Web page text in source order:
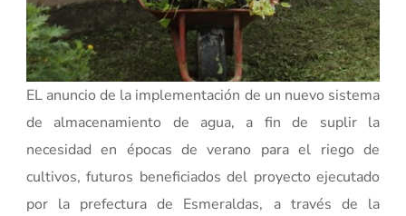
EL anuncio de la implementación de un nuevo sistema
de almacenamiento de agua, a fin de suplir la
necesidad en épocas de verano para el riego de
cultivos, futuros beneficiados del proyecto ejecutado
por la prefectura de Esmeraldas, a través de la